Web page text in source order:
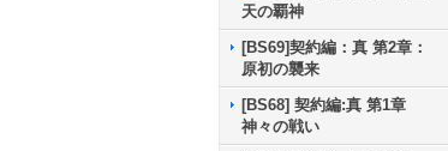
天の覇神
[BS69]契約編：真 第2章：
原初の襲来
[BS68] 契約編:真 第1章
神々の戦い